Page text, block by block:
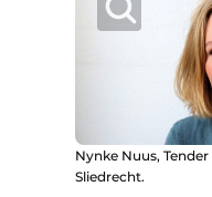
Nynke Nuus,
Sliedrecht.